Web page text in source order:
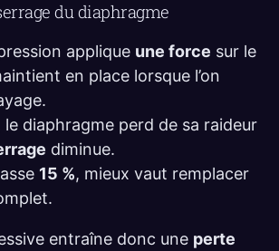
du diaphragme
applique une force sur le
en place lorsque l’on
le diaphragme perd de sa raideur
diminue.
15 %, mieux vaut remplacer
entraîne donc une perte